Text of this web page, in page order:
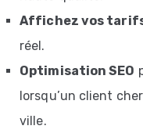
Portfolio
Single
PAGES
About
Affichez vos
réel.
Optimisation SEO
lorsqu’un client
ville.